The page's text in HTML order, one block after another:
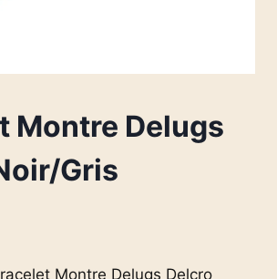
Montre Delugs
Gris
Montre Delugs Delcro